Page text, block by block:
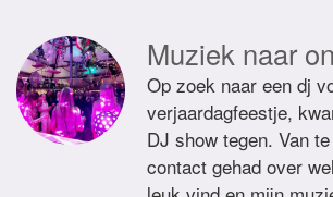
Muziek naar
Op zoek naar een dj
verjaardagfeestje,
DJ show tegen. Van
contact gehad over